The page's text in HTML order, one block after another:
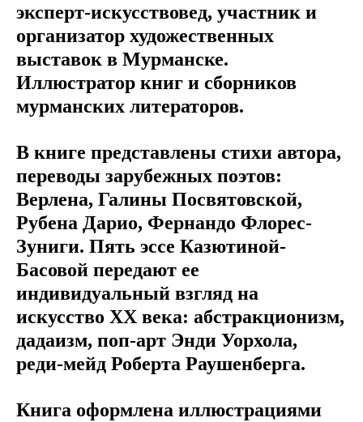
эксперт-искусствовед, участник и
организатор художественных
выставок в Мурманске.
Иллюстратор книг и сборников
мурманских литераторов.
В книге представлены стихи автора,
переводы зарубежных поэтов:
Верлена, Галины Посвятовской,
Рубена Дарио, Фернандо Флорес-
Зуниги. Пять эссе Казютиной-
Басовой передают ее
индивидуальный взгляд на
искусство XX века: абстракционизм,
дадаизм, поп-арт Энди Уорхола,
реди-мейд Роберта Раушенберга.
Книга оформлена иллюстрациями